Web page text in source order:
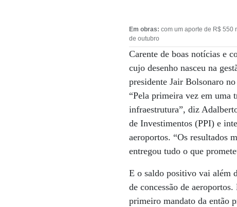
Em obras: com um aporte de R$ 550
de outubro
Carente de boas notícias e
cujo desenho nasceu na
presidente Jair Bolsonaro
“Pela primeira vez em uma
infraestrutura”, diz
de Investimentos (PPI) e
aeroportos. “Os resultados
entregou tudo o que
E o saldo positivo vai além
de concessão de
primeiro mandato da então